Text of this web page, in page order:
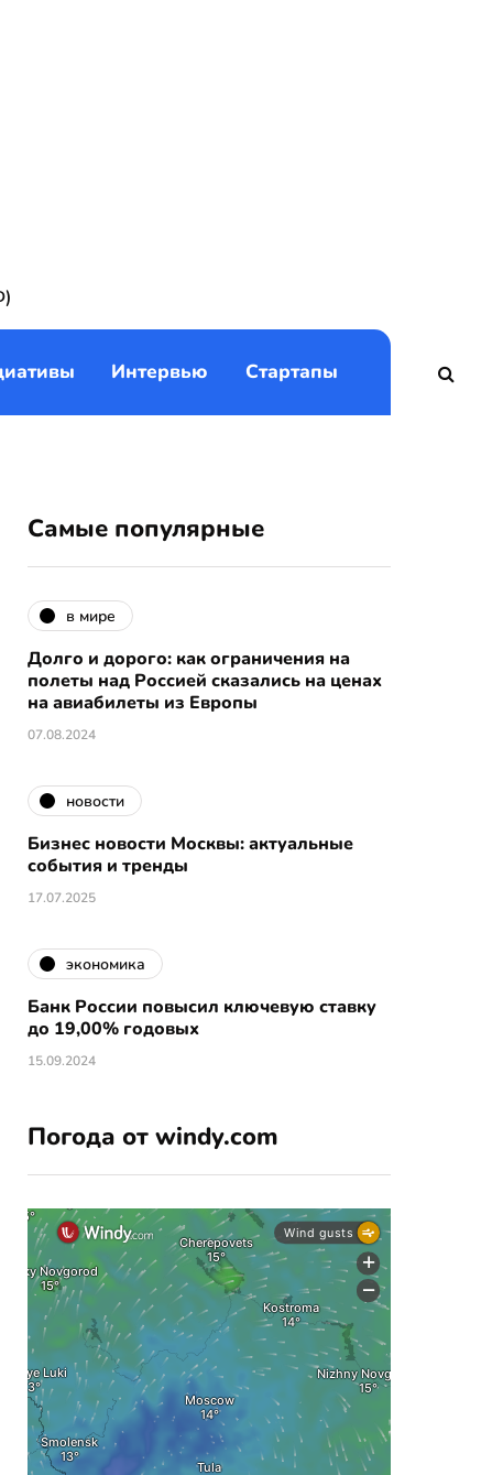
Интервью Стартапы
Самые популярные
в мире
Долго и дорого: как ограничения на
полеты над Россией сказались на ценах
на авиабилеты из Европы
07.08.2024
новости
Бизнес новости Москвы: актуальные
события и тренды
17.07.2025
экономика
Банк России повысил ключевую ставку
до 19,00% годовых
15.09.2024
Погода от windy.com